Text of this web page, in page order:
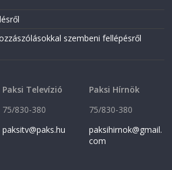
szembeni fellépésről
Paksi Televízió
75/830-380
paksitv@paks.hu
Paksi Hírnök
75/830-380
paksihirnok@gmail.
com